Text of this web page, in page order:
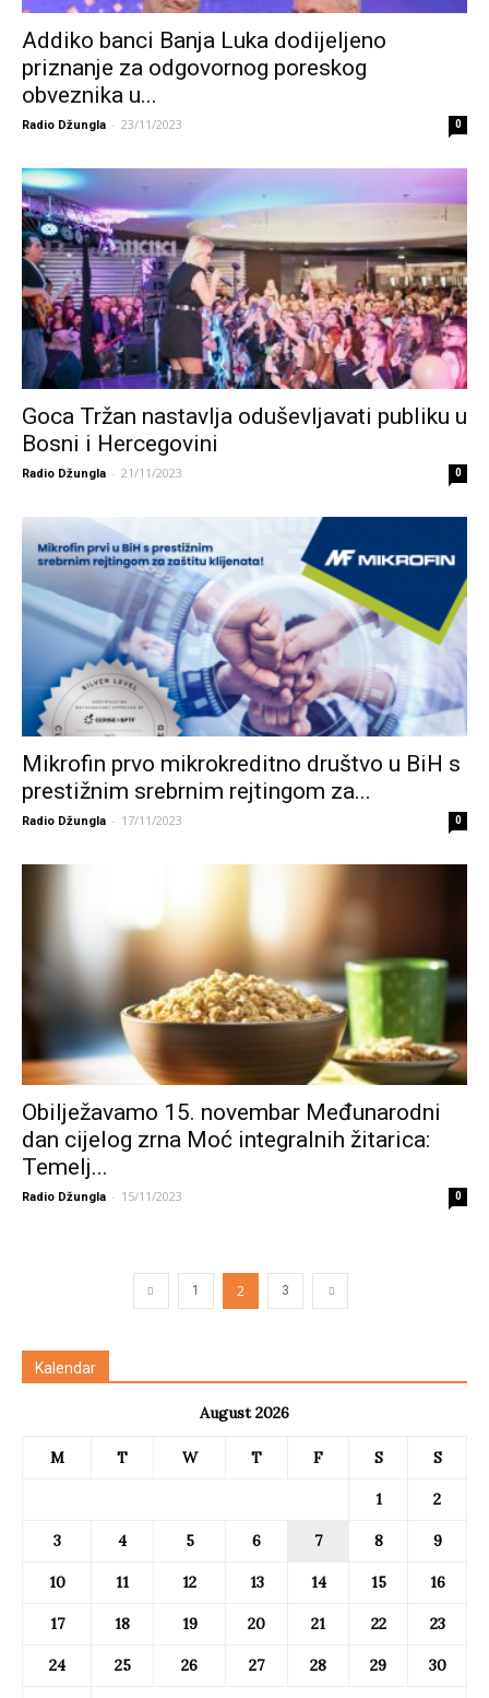
Addiko banci Banja Luka dodijeljeno
priznanje za odgovornog poreskog
obveznika u...
Radio Džungla - 23/11/2023 0
Goca Tržan nastavlja oduševljavati publiku u
Bosni i Hercegovini
Radio Džungla - 21/11/2023 0
Mikrofin prvo mikrokreditno društvo u BiH s
prestižnim srebrnim rejtingom za...
Radio Džungla - 17/11/2023 0
Obilježavamo 15. novembar Međunarodni
dan cijelog zrna Moć integralnih žitarica:
Temelj...
Radio Džungla - 15/11/2023 0
1 2 3
Kalendar
August 2026
M T W T F S S
1 2
3 4 5 6 7 8 9
10 11 12 13 14 15 16
17 18 19 20 21 22 23
24 25 26 27 28 29 30